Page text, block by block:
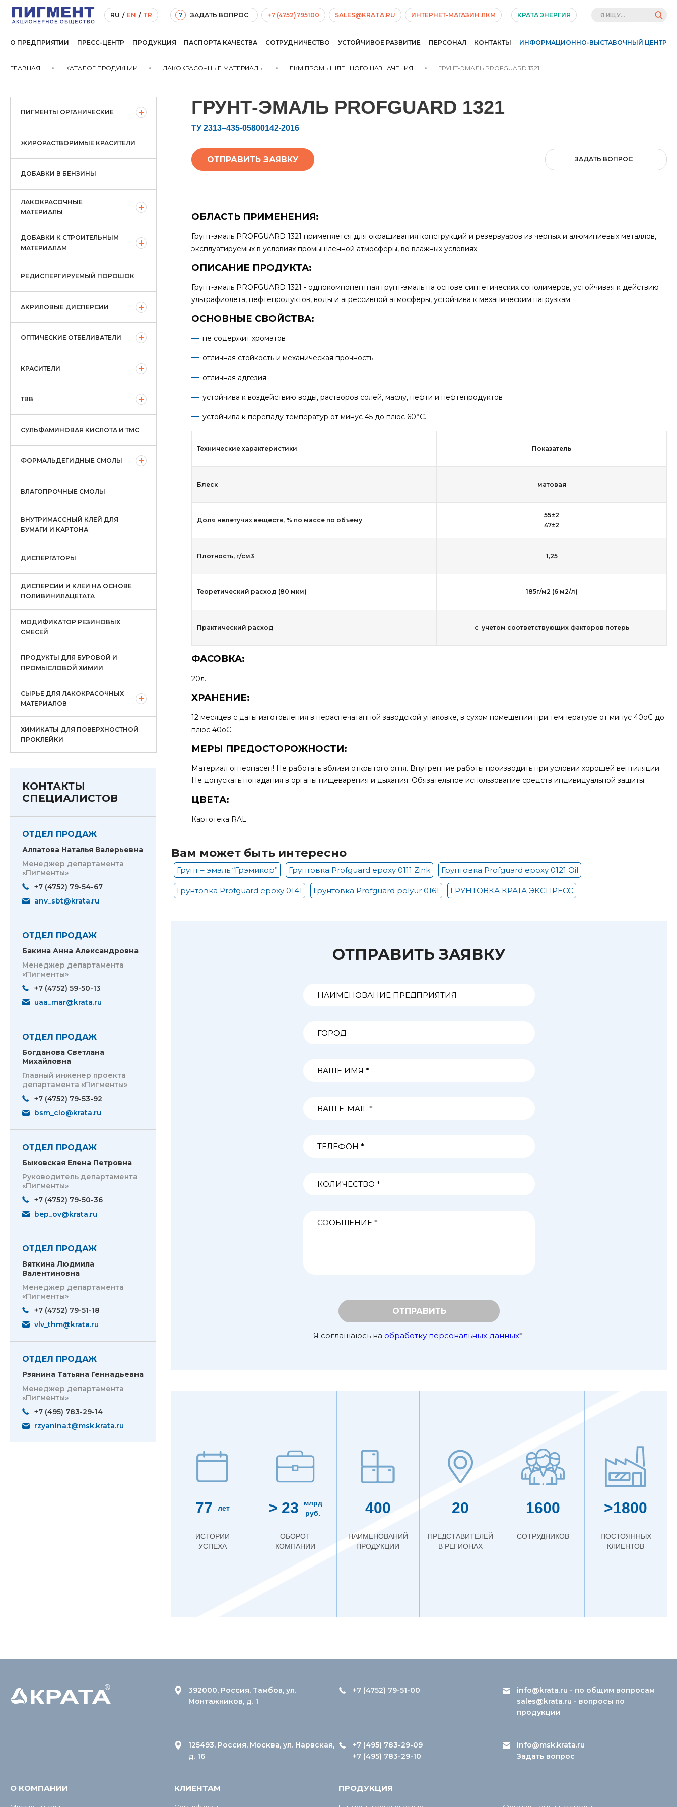
RU / EN / TR ? ЗАДАТЬ ВОПРОС +7 (4752)795100 SALES@KRATA.RU ИНТЕРНЕТ-МАГАЗИН ЛКМ КРАТА ЭНЕРГИЯ
О ПРЕДПРИЯТИИ ПРЕСС-ЦЕНТР ПРОДУКЦИЯ ПАСПОРТА КАЧЕСТВА СОТРУДНИЧЕСТВО УСТОЙЧИВОЕ РАЗВИТИЕ ПЕРСОНАЛ КОНТАКТЫ ИНФОРМАЦИОННО-ВЫСТАВОЧНЫЙ ЦЕНТР
ГЛАВНАЯ КАТАЛОГ ПРОДУКЦИИ ЛАКОКРАСОЧНЫЕ МАТЕРИАЛЫ ЛКМ ПРОМЫШЛЕННОГО НАЗНАЧЕНИЯ ГРУНТ-ЭМАЛЬ PROFGUARD 1321
ПИГМЕНТЫ ОРГАНИЧЕСКИЕ
ЖИРОРАСТВОРИМЫЕ КРАСИТЕЛИ
ДОБАВКИ В БЕНЗИНЫ
ЛАКОКРАСОЧНЫЕ
МАТЕРИАЛЫ
ДОБАВКИ К СТРОИТЕЛЬНЫМ
МАТЕРИАЛАМ
РЕДИСПЕРГИРУЕМЫЙ ПОРОШОК
АКРИЛОВЫЕ ДИСПЕРСИИ
ОПТИЧЕСКИЕ ОТБЕЛИВАТЕЛИ
КРАСИТЕЛИ
ТВВ
СУЛЬФАМИНОВАЯ КИСЛОТА И ТМС
ФОРМАЛЬДЕГИДНЫЕ СМОЛЫ
ВЛАГОПРОЧНЫЕ СМОЛЫ
ВНУТРИМАССНЫЙ КЛЕЙ ДЛЯ
БУМАГИ И КАРТОНА
ДИСПЕРГАТОРЫ
ДИСПЕРСИИ И КЛЕИ НА ОСНОВЕ
ПОЛИВИНИЛАЦЕТАТА
МОДИФИКАТОР РЕЗИНОВЫХ
СМЕСЕЙ
ПРОДУКТЫ ДЛЯ БУРОВОЙ И
ПРОМЫСЛОВОЙ ХИМИИ
СЫРЬЕ ДЛЯ ЛАКОКРАСОЧНЫХ
МАТЕРИАЛОВ
ХИМИКАТЫ ДЛЯ ПОВЕРХНОСТНОЙ
ПРОКЛЕЙКИ
КОНТАКТЫ
СПЕЦИАЛИСТОВ
ОТДЕЛ ПРОДАЖ
Алпатова Наталья Валерьевна
Менеджер департамента
«Пигменты»
+7 (4752) 79-54-67
anv_sbt@krata.ru
ОТДЕЛ ПРОДАЖ
Бакина Анна Александровна
Менеджер департамента
«Пигменты»
+7 (4752) 59-50-13
uaa_mar@krata.ru
ОТДЕЛ ПРОДАЖ
Богданова Светлана
Михайловна
Главный инженер проекта
департамента «Пигменты»
+7 (4752) 79-53-92
bsm_clo@krata.ru
ОТДЕЛ ПРОДАЖ
Быковская Елена Петровна
Руководитель департамента
«Пигменты»
+7 (4752) 79-50-36
bep_ov@krata.ru
ОТДЕЛ ПРОДАЖ
Вяткина Людмила
Валентиновна
Менеджер департамента
«Пигменты»
+7 (4752) 79-51-18
vlv_thm@krata.ru
ОТДЕЛ ПРОДАЖ
Рзянина Татьяна Геннадьевна
Менеджер департамента
«Пигменты»
+7 (495) 783-29-14
rzyanina.t@msk.krata.ru
ГРУНТ-ЭМАЛЬ PROFGUARD 1321
ТУ 2313–435-05800142-2016
ОТПРАВИТЬ ЗАЯВКУ ЗАДАТЬ ВОПРОС
ОБЛАСТЬ ПРИМЕНЕНИЯ:
Грунт-эмаль PROFGUARD 1321 применяется для окрашивания конструкций и резервуаров из черных и алюминиевых металлов,
эксплуатируемых в условиях промышленной атмосферы, во влажных условиях.
ОПИСАНИЕ ПРОДУКТА:
Грунт-эмаль PROFGUARD 1321 - однокомпонентная грунт-эмаль на основе синтетических сополимеров, устойчивая к действию
ультрафиолета, нефтепродуктов, воды и агрессивной атмосферы, устойчива к механическим нагрузкам.
ОСНОВНЫЕ СВОЙСТВА:
не содержит хроматов
отличная стойкость и механическая прочность
отличная адгезия
устойчива к воздействию воды, растворов солей, маслу, нефти и нефтепродуктов
устойчива к перепаду температур от минус 45 до плюс 60°С.
Технические характеристики Показатель
Блеск матовая
Доля нелетучих веществ, % по массе по объему
55±2
47±2
Плотность, г/см3 1,25
Теоретический расход (80 мкм) 185г/м2 (6 м2/л)
Практический расход с учетом соответствующих факторов потерь
ФАСОВКА:
20л.
ХРАНЕНИЕ:
12 месяцев с даты изготовления в нераспечатанной заводской упаковке, в сухом помещении при температуре от минус 40оС до
плюс 40оС.
МЕРЫ ПРЕДОСТОРОЖНОСТИ:
Материал огнеопасен! Не работать вблизи открытого огня. Внутренние работы производить при условии хорошей вентиляции.
Не допускать попадания в органы пищеварения и дыхания. Обязательное использование средств индивидуальной защиты.
ЦВЕТА:
Картотека RAL
Вам может быть интересно
Грунт – эмаль “Грэмикор” Грунтовка Profguard epoxy 0111 Zink Грунтовка Profguard epoxy 0121 Oil
Грунтовка Profguard epoxy 0141 Грунтовка Profguard polyur 0161 ГРУНТОВКА КРАТА ЭКСПРЕСС
ОТПРАВИТЬ ЗАЯВКУ
ОТПРАВИТЬ
Я соглашаюсь на обработку персональных данных*
77 лет
ИСТОРИИ
УСПЕХА
> 23
млрд
руб.
ОБОРОТ
КОМПАНИИ
400
НАИМЕНОВАНИЙ
ПРОДУКЦИИ
20
ПРЕДСТАВИТЕЛЕЙ
В РЕГИОНАХ
1600
СОТРУДНИКОВ
>1800
ПОСТОЯННЫХ
КЛИЕНТОВ
392000, Россия, Тамбов, ул.
Монтажников, д. 1
+7 (4752) 79-51-00 info@krata.ru - по общим вопросам
sales@krata.ru - вопросы по
продукции
125493, Россия, Москва, ул. Нарвская,
д. 16
+7 (495) 783-29-09
+7 (495) 783-29-10
info@msk.krata.ru
Задать вопрос
О КОМПАНИИ КЛИЕНТАМ ПРОДУКЦИЯ